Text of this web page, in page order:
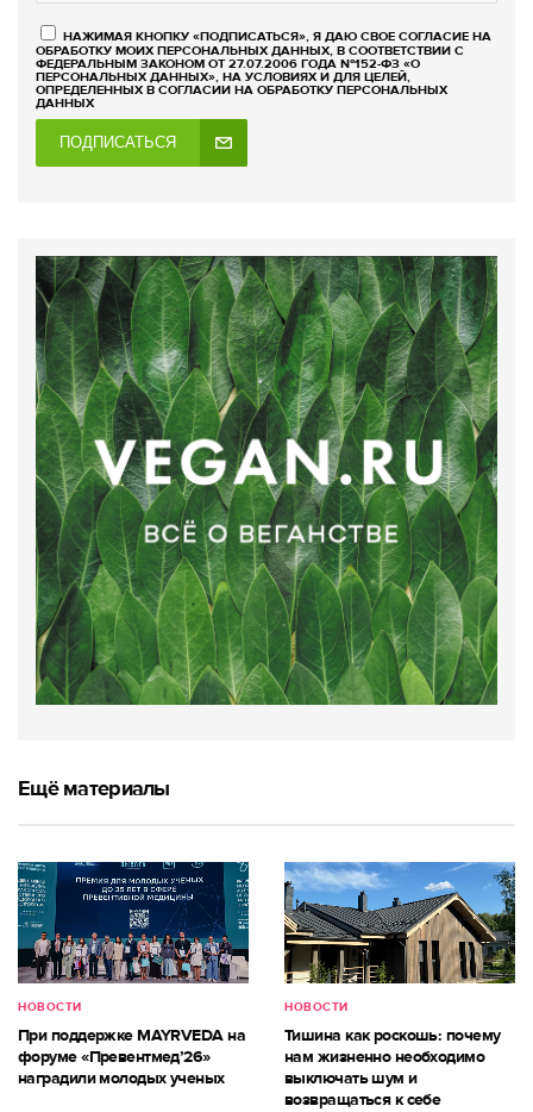
НАЖИМАЯ КНОПКУ «ПОДПИСАТЬСЯ», Я ДАЮ СВОЕ СОГЛАСИЕ НА
ОБРАБОТКУ МОИХ ПЕРСОНАЛЬНЫХ ДАННЫХ, В СООТВЕТСТВИИ С
ФЕДЕРАЛЬНЫМ ЗАКОНОМ ОТ 27.07.2006 ГОДА №152-ФЗ «О
ПЕРСОНАЛЬНЫХ ДАННЫХ», НА УСЛОВИЯХ И ДЛЯ ЦЕЛЕЙ,
ОПРЕДЕЛЕННЫХ В СОГЛАСИИ НА ОБРАБОТКУ ПЕРСОНАЛЬНЫХ
ДАННЫХ
ПОДПИСАТЬСЯ
Ещё материалы
НОВОСТИ
При поддержке MAYRVEDA на
форуме «Превентмед’26»
наградили молодых ученых
НОВОСТИ
Тишина как роскошь: почему
нам жизненно необходимо
выключать шум и
возвращаться к себе